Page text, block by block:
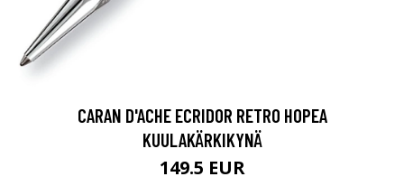
CARAN D'ACHE ECRIDOR RETRO HOPEA
KUULAKÄRKIKYNÄ
149.5 EUR